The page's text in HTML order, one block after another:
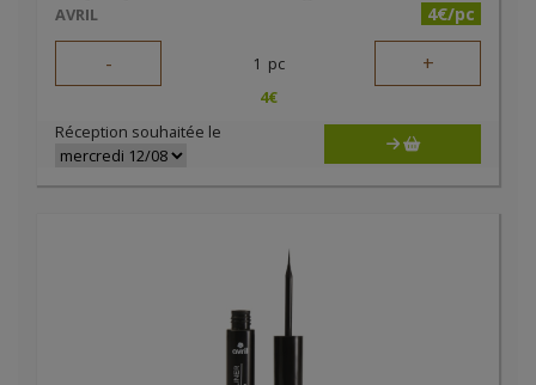
AVRIL 4€/pc
- 1 pc +
4€
Réception souhaitée le